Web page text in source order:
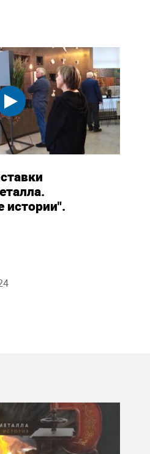
истории".